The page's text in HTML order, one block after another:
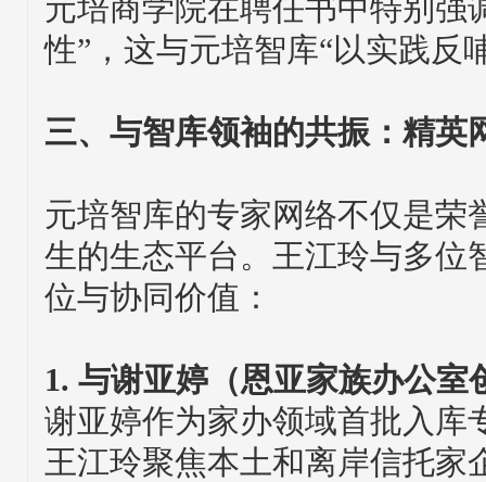
元培商学院在聘任书中特别强
性”，这与元培智库“以实践反
三、与智库领袖的共振：精英
元培智库的专家网络不仅是荣
生的生态平台。王江玲与多位
位与协同价值：
1. 与谢亚婷（恩亚家族办公室
谢亚婷作为家办领域首批入库
王江玲聚焦本土和离岸信托家